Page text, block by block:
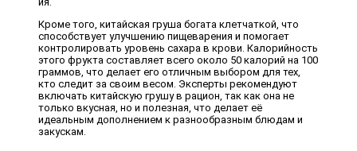
Кроме того, китайская груша богата клетчаткой, что
способствует улучшению пищеварения и помогает
контролировать уровень сахара в крови. Калорийность
этого фрукта составляет всего около 50 калорий на 100
граммов, что делает его отличным выбором для тех,
кто следит за своим весом. Эксперты рекомендуют
включать китайскую грушу в рацион, так как она не
только вкусная, но и полезная, что делает её
идеальным дополнением к разнообразным блюдам и
закускам.